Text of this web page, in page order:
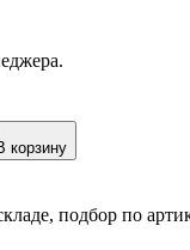
корзину
подбор по